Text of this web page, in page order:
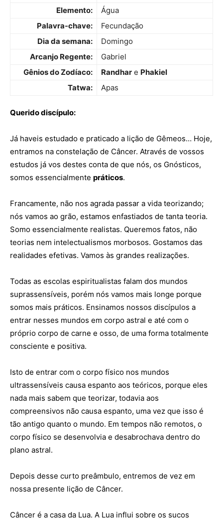
Elemento:
Água
Palavra-chave:
Fecundação
Dia da semana:
Domingo
Arcanjo Regente:
Gabriel
Gênios do Zodíaco:
Randhar e Phakiel
Tatwa:
Apas
Querido discípulo:
Já haveis estudado e praticado a lição de Gêmeos… Hoje,
entramos na constelação de Câncer. Através de vossos
estudos já vos destes conta de que nós, os Gnósticos,
somos essencialmente práticos.
Francamente, não nos agrada passar a vida teorizando;
nós vamos ao grão, estamos enfastiados de tanta teoria.
Somo essencialmente realistas. Queremos fatos, não
teorias nem intelectualismos morbosos. Gostamos das
realidades efetivas. Vamos às grandes realizações.
Todas as escolas espiritualistas falam dos mundos
suprassensíveis, porém nós vamos mais longe porque
somos mais práticos. Ensinamos nossos discípulos a
entrar nesses mundos em corpo astral e até com o
próprio corpo de carne e osso, de uma forma totalmente
consciente e positiva.
Isto de entrar com o corpo físico nos mundos
ultrassensíveis causa espanto aos teóricos, porque eles
nada mais sabem que teorizar, todavia aos
compreensivos não causa espanto, uma vez que isso é
tão antigo quanto o mundo. Em tempos não remotos, o
corpo físico se desenvolvia e desabrochava dentro do
plano astral.
Depois desse curto preâmbulo, entremos de vez em
nossa presente lição de Câncer.
Câncer é a casa da Lua. A Lua influi sobre os sucos